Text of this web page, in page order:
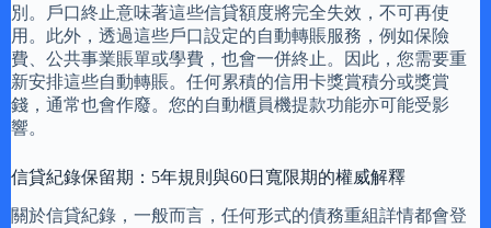
別。戶口終止意味著這些信貸額度將完全失效，不可再使
用。此外，透過這些戶口設定的自動轉賬服務，例如保險
費、公共事業賬單或學費，也會一併終止。因此，您需要重
新安排這些自動轉賬。任何累積的信用卡獎賞積分或獎賞
錢，通常也會作廢。您的自動櫃員機提款功能亦可能受影
響。
信貸紀錄保留期：5年規則與60日寬限期的權威解釋
關於信貸紀錄，一般而言，任何形式的債務重組詳情都會登